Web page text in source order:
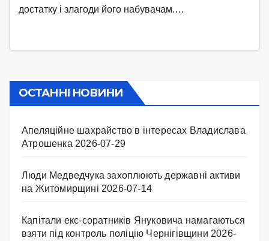
достатку і злагоди його набувачам.…
ОСТАННІ НОВИНИ
Апеляційне шахрайство в інтересах Владислава
Атрошенка 2026-07-29
Люди Медведчука захоплюють державні активи
на Житомирщині 2026-07-14
Капітали екс-соратників Януковича намагаються
взяти під контроль поліцію Чернігівщини 2026-